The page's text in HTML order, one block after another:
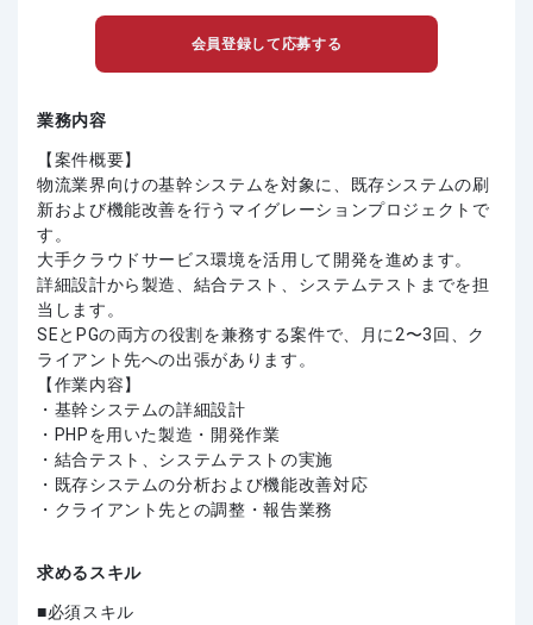
会員登録して応募する
業務内容
【案件概要】
物流業界向けの基幹システムを対象に、既存システムの刷
新および機能改善を行うマイグレーションプロジェクトで
す。
大手クラウドサービス環境を活用して開発を進めます。
詳細設計から製造、結合テスト、システムテストまでを担
当します。
SEとPGの両方の役割を兼務する案件で、月に2〜3回、ク
ライアント先への出張があります。
【作業内容】
・基幹システムの詳細設計
・PHPを用いた製造・開発作業
・結合テスト、システムテストの実施
・既存システムの分析および機能改善対応
・クライアント先との調整・報告業務
求めるスキル
必須スキル